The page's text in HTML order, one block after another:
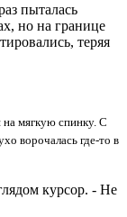
пыталась
но на границе
теряя
на мягкую спинку. С
ворочалась где-то в
курсор. - Не